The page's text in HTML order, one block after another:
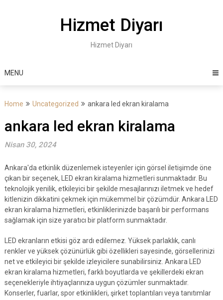
Hizmet Diyarı
Hizmet Diyarı
MENU
Home Uncategorized ankara led ekran kiralama
ankara led ekran kiralama
Nisan 30, 2024
Ankara'da etkinlik düzenlemek isteyenler için görsel iletişimde öne
çıkan bir seçenek, LED ekran kiralama hizmetleri sunmaktadır. Bu
teknolojik yenilik, etkileyici bir şekilde mesajlarınızı iletmek ve hedef
kitlenizin dikkatini çekmek için mükemmel bir çözümdür. Ankara LED
ekran kiralama hizmetleri, etkinliklerinizde başarılı bir performans
sağlamak için size yaratıcı bir platform sunmaktadır.
LED ekranların etkisi göz ardı edilemez. Yüksek parlaklık, canlı
renkler ve yüksek çözünürlük gibi özellikleri sayesinde, görsellerinizi
net ve etkileyici bir şekilde izleyicilere sunabilirsiniz. Ankara LED
ekran kiralama hizmetleri, farklı boyutlarda ve şekillerdeki ekran
seçenekleriyle ihtiyaçlarınıza uygun çözümler sunmaktadır.
Konserler, fuarlar, spor etkinlikleri, şirket toplantıları veya tanıtımlar